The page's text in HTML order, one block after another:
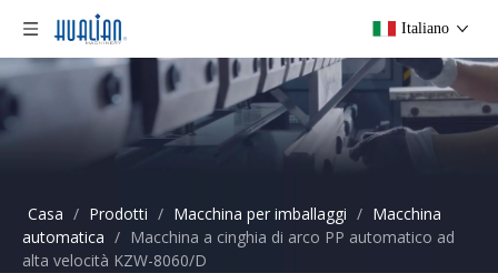
Italiano
Casa / Prodotti / Macchina per imballaggi / Macchina
automatica / Macchina a cinghia di arco PP automatico ad
alta velocità KZW-8060/D